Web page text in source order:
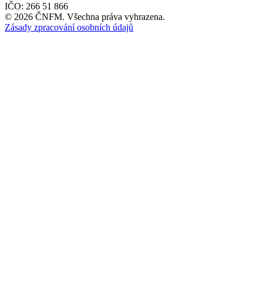
IČO: 266 51 866
© 2026 ČNFM. Všechna práva vyhrazena.
Zásady zpracování osobních údajů